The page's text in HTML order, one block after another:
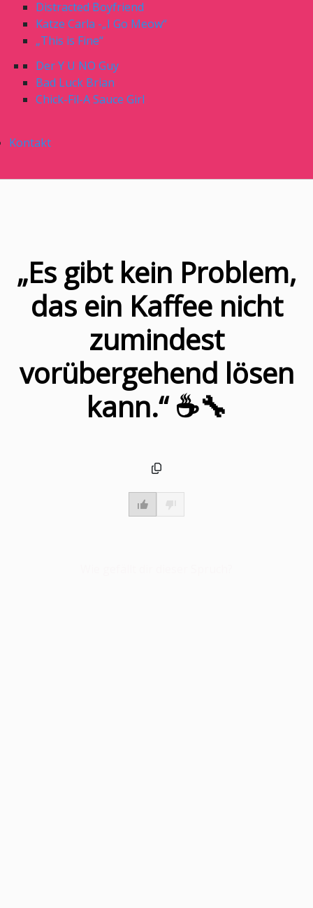
Distracted Boyfriend
Katze Carla -„I Go Meow“
„This is Fine“
Der Y U NO Guy
Bad Luck Brian
Chick-Fil-A Sauce Girl
Kontakt
„Es gibt kein Problem,
das ein Kaffee nicht
zumindest
vorübergehend lösen
kann.“ ☕️🔧